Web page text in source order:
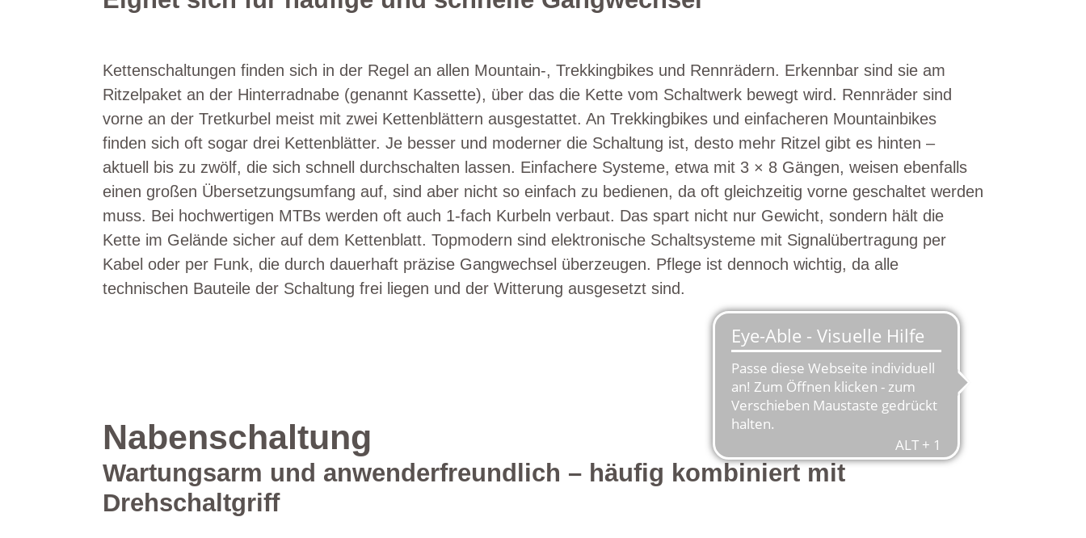
Kettenschaltungen finden sich in der Regel an allen Mountain-, Trekkingbikes und Rennrädern. Erkennbar sind sie am
Ritzelpaket an der Hinterradnabe (genannt Kassette), über das die Kette vom Schaltwerk bewegt wird. Rennräder sind
vorne an der Tretkurbel meist mit zwei Kettenblättern ausgestattet. An Trekkingbikes und einfacheren Mountainbikes
finden sich oft sogar drei Kettenblätter. Je besser und moderner die Schaltung ist, desto mehr Ritzel gibt es hinten –
aktuell bis zu zwölf, die sich schnell durchschalten lassen. Einfachere Systeme, etwa mit 3 × 8 Gängen, weisen ebenfalls
einen großen Übersetzungsumfang auf, sind aber nicht so einfach zu bedienen, da oft gleichzeitig vorne geschaltet werden
muss. Bei hochwertigen MTBs werden oft auch 1-fach Kurbeln verbaut. Das spart nicht nur Gewicht, sondern hält die
Kette im Gelände sicher auf dem Kettenblatt. Topmodern sind elektronische Schaltsysteme mit Signalübertragung per
Kabel oder per Funk, die durch dauerhaft präzise Gangwechsel überzeugen. Pflege ist dennoch wichtig, da alle
technischen Bauteile der Schaltung frei liegen und der Witterung ausgesetzt sind.
Nabenschaltung
Wartungsarm und anwenderfreundlich – häufig kombiniert mit
Drehschaltgriff